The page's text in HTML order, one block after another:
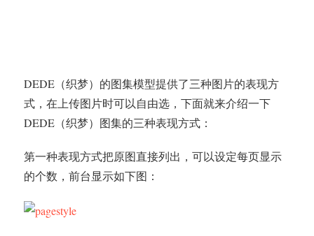
DEDE（织梦）的图集模型提供了三种图片的表现方
式，在上传图片时可以自由选，下面就来介绍一下
DEDE（织梦）图集的三种表现方式：
第一种表现方式把原图直接列出，可以设定每页显示
的个数，前台显示如下图：